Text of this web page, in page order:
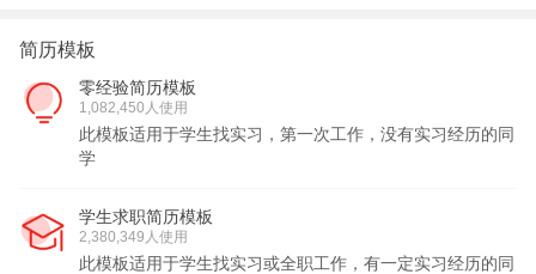
简历模板
零经验简历模板
1,082,450人使用
此模板适用于学生找实习，第一次工作，没有实习经历的同
学
学生求职简历模板
2,380,349人使用
此模板适用于学生找实习或全职工作，有一定实习经历的同